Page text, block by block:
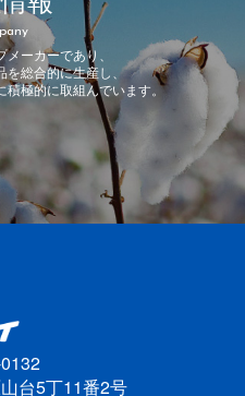
ーカーであり、
を総合的に生産し、
積極的に取組んでいます。
台5丁11番2号